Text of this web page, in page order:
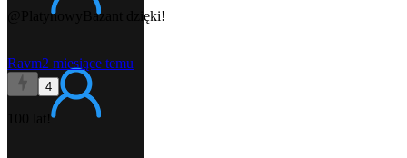
@PlatynowyBazant dzięki!
Ravm2 miesiące temu
4